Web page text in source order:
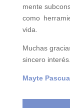
mente
como
vida.
Muchas
sincero interés.
Mayte